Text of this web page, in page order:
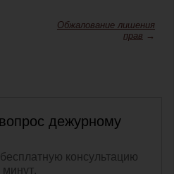
Обжалование лишения
прав →
дежурному
консультацию